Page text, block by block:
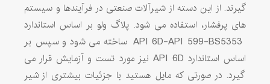
گیرند. از این دسته از شیرآلات صنعتی در فرآیندها و سیستم
های پرفشار، استفاده می شود. پلاگ ولو بر اساس استاندارد
API 6D-API 599-BS5353 ساخته می شود و سپس بر
اساس استاندارد API 6D نیز مورد تست و آزمایش قرار می
گیرد. در صورتی که مایل هستید با جزئیات بیشتری از شیر